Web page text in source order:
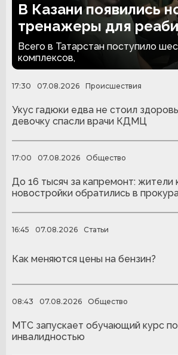
В Казани появились
тренажеры для
людей с ампутациями
Всего в Татарстан поступило
комплексов,
17:30 07.08.2026 Происшествия
Укус гадюки едва не стоил
девочку спасли врачи КДМЦ
17:00 07.08.2026 Общество
До 16 тысяч за капремонт: жители
новостройки обратились в
16:45 07.08.2026 Статьи
Как меняются цены на бензин?
08:43 07.08.2026 Общество
МТС запускает обучающий курс
инвалидностью